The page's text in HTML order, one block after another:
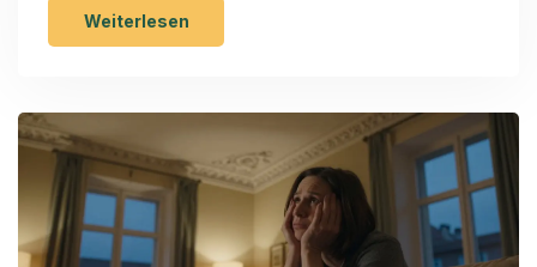
Weiterlesen